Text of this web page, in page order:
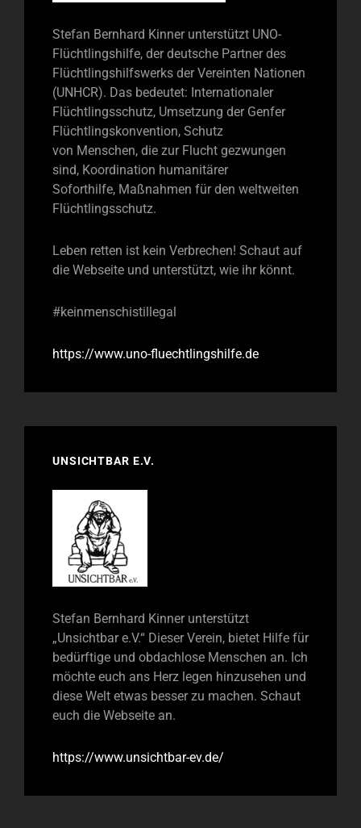
Stefan Bernhard Kinner unterstützt UNO-
Flüchtlingshilfe, der deutsche Partner des
Flüchtlingshilfswerks der Vereinten Nationen
(UNHCR). Das bedeutet: Internationaler
Flüchtlingsschutz, Umsetzung der Genfer
Flüchtlingskonvention, Schutz
von Menschen, die zur Flucht gezwungen
sind, Koordination humanitärer
Soforthilfe, Maßnahmen für den weltweiten
Flüchtlingsschutz.
Leben retten ist kein Verbrechen! Schaut auf
die Webseite und unterstützt, wie ihr könnt.
#keinmenschistillegal
https://www.uno-fluechtlingshilfe.de
UNSICHTBAR E.V.
Stefan Bernhard Kinner unterstützt
„Unsichtbar e.V.“ Dieser Verein, bietet Hilfe für
bedürftige und obdachlose Menschen an. Ich
möchte euch ans Herz legen hinzusehen und
diese Welt etwas besser zu machen. Schaut
euch die Webseite an.
https://www.unsichtbar-ev.de/